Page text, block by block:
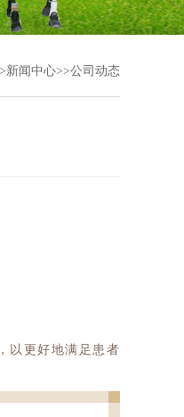
新闻中心>>公司动态
以更好地满足患者